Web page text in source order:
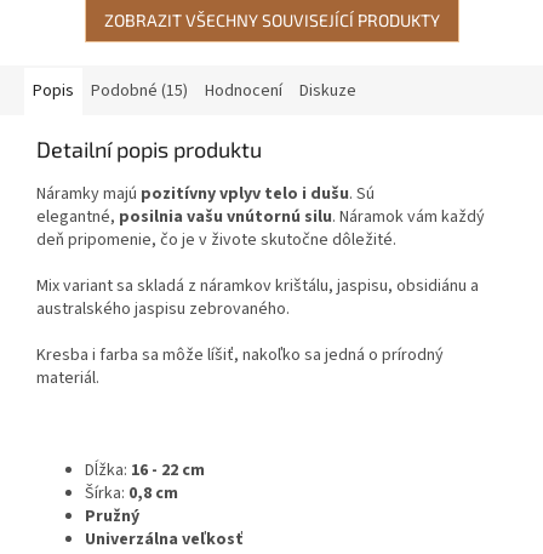
ZOBRAZIT VŠECHNY SOUVISEJÍCÍ PRODUKTY
Popis Podobné (15) Hodnocení Diskuze
Detailní popis produktu
Náramky majú pozitívny vplyv telo i dušu. Sú
elegantné, posilnia vašu vnútornú silu. Náramok vám každý
deň pripomenie, čo je v živote skutočne dôležité.
Mix variant sa skladá z náramkov krištálu, jaspisu, obsidiánu a
australského jaspisu zebrovaného.
Kresba i farba sa môže líšiť, nakoľko sa jedná o prírodný
materiál.
Dĺžka: 16 - 22 cm
Šírka: 0,8 cm
Pružný
Univerzálna veľkosť